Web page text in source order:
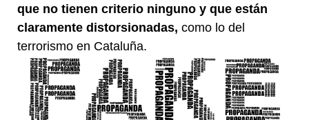
que no tienen criterio ninguno y que están
claramente distorsionadas, como lo del
terrorismo en Cataluña.